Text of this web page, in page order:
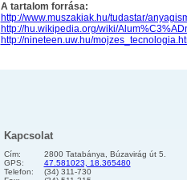
A tartalom forrása:
http://www.muszakiak.hu/tudastar/
http://hu.wikipedia.org/wiki/
http://nineteen.uw.hu/
Kapcsolat
Cím:
2800 Tatabánya, Búzavirág út 5.
GPS:
47.581023, 18.365480
Telefon:
(34) 311-730